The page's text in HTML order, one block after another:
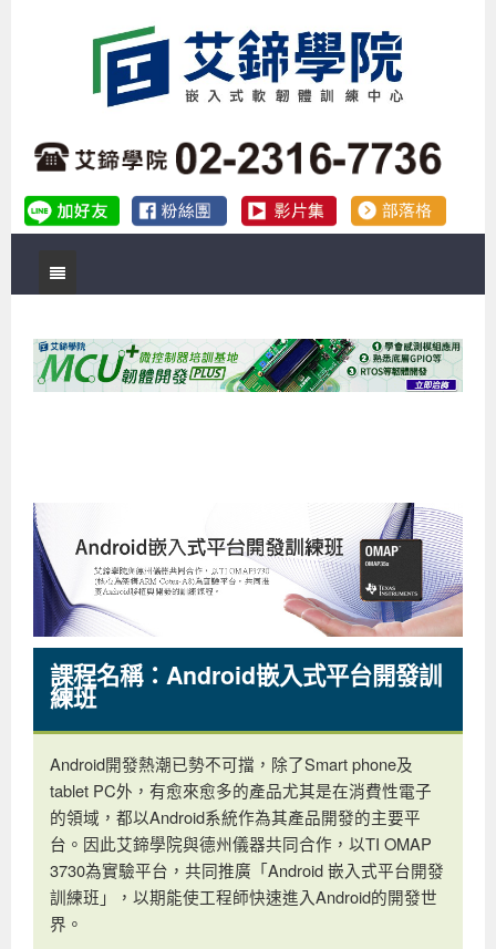
關於艾鍗
最新補助課程
開發板介紹
環境設備
最新職缺
艾鍗新聞
獲獎與榮耀
交通資訊
政府補助職訓說明會
[學程] 嵌入式Linux開發實務
Linux系統建置實務
Linux系統程式設計
Linux驅動程式設計實戰
ARM Boot Loader設計
Linux Socket網路程式設計
Raspberry Pi之Python程式設計硬體控制
嵌入式Linux開發與AI影像辨識
MCU韌體設計系列課程
ARM MCU單晶片韌體開發
USB韌體設計
STM32嵌入式開發實戰
[學程]MCU韌體設計實戰
TI MSP430微控制器開發
生醫感測器整合設計班
穿戴式裝置應用開發
嵌入式即時作業系統FreeRTOS 設計實作
硬體/IC設計系列課程
全能電路設計實戰班
FPGA 數位IC設計實戰
感測電路設計與應用
Allegro/PCB Layout設計
工業電子丙級輔導考照課程
SoC FPGA嵌入式設計實戰
[學程]感測電路Plus+MCU韌體設計實戰
AI人工智慧系列課程
iPAS AI應用規劃師能力鑑定課程
AI深度學習與影像辨識實戰
AI雲端原生與MLOps自動化實務
AI機器學習與深度學習實戰班
青少年AI人工智慧實作班
AI課程總覽頁
AI邊緣運算實作TensorFlow Lite for MCU
iPAS經濟部產業人才能力鑑定
iPAS AI應用規劃師能力鑑定
iPAS AIoT 應用工程師(物聯網類)
iPAS巨量資料分析師
iPAS機器學習工程師
Web及雲端系列課程
Kubernetes雲原生實戰班
AI雲端原生與MLOps自動化實務
n8n 零基礎工作自動化實戰班
Web全端開發應用班
資訊安全實務
物聯網開發系列課程
[學程]物聯網整合開發實戰
Web全端開發應用
5G技術-SDN與Mininet實作
嵌入式物聯網開發實戰
5G-SDN通訊系列課程
SDN網路技術與Mininet實戰
ROS機器人開發系列課程
ROS機器人自走車系統開發應用
ROS機器手臂控制&演算法實戰
電腦視覺與影像處理課程
影像課程總覽
ARM系列課程
讓 AI 成為你的數位同事
AI雲端原生與MLOps自動化實務
n8n 零基礎工作自動化實戰班
Vibe Coding：AI 協作全端開發實戰班
iPAS AI應用規劃師能力鑑定課程
數位課程總覽
嵌入式Linux開發系列
嵌入式Linux學程(數位豪華版)
Linux系統程式設計
Linux驅動程式
ARM Boot Loader
使用C語言控制Raspberry Pi
Linux 作業系統實務
Raspberry Pi 開發入門
MCU韌體開發系列
MCU韌體設計
Python硬體控制-Pi Pico物聯網實作
Edge AI與Pi Pico實作應用
AI邊緣運算實作TensorFlow Lite for MCU
AI人工智慧系列課程
iPAS AI應用規劃師能力鑑定課程
Vibe Coding：AI協作全端開發
生成式AI能力認證
生成式AI基礎模型到Agentic AI
Python機器學習與深度學習
AI雲端原生與MLOps自動化實務
Web及雲端系列課程
kubernetes雲原生實戰班
AI雲端原生與MLOps自動化實務
Web全端開發應用班
IoT物聯網開發系列
物聯網整合開發與應用
Python硬體控制-Pi Pico物聯網實作
iPAS AIoT應用工程師(物聯網類)
5G - SDN與Mininet實作
iPAS產業人才能力鑑定系列
iPAS AI應用規劃師
iPAS AIoT應用工程師(物聯網類)
iPAS巨量資料分析師
升大學APCS/學習歷程專區
高中生升學超前部署課程總覽
APCS檢定 Python課程
程式語言系列
C語言程式設計
Raspberry Pi系列
待業青年職訓課程(29歲以下)
Kubernetes工程師養成班
[假日班]AI邊緣運算實作TensorFlow Lite for MCU
[假日班]物聯網資訊安全實務
更多...
企業服務
企業教育訓練
企業儲值優惠方案
艾鍗企業VIP會員
企業徵才
研發設計服務
電腦教室租借服務[台北]
合作夥伴專區
研討活動
學員專區
會員優惠
學員見證
資訊專區
廠商求才
學員常見問題
學員權益與報名須知
最新成果展
工程師學習地圖
前進校園
校園巡迴講座
研發實習生計畫
青少年AI人工智慧實作班[高中生]
高中生升學超前部署課程總覽
會員優惠
課程名稱：Android嵌入式平台開發訓
練班
Android開發熱潮已勢不可擋，除了Smart phone及
tablet PC外，有愈來愈多的產品尤其是在消費性電子
的領域，都以Android系統作為其產品開發的主要平
台。因此艾鍗學院與德州儀器共同合作，以TI OMAP
3730為實驗平台，共同推廣「Android 嵌入式平台開發
訓練班」，以期能使工程師快速進入Android的開發世
界。